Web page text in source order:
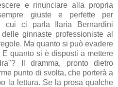
e rinunciare alla propria
giuste e perfette per
cui ci parla Ilaria Bernardini
ginnaste professioniste al
Ma quanto si può evadere
quanto si è disposti a mettere
Il dramma, pronto dietro
punto di svolta, che porterà a
la lettura. Se la prosa qualche